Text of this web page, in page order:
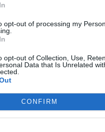
opt-out of processing my
opt-out of Collection, Use,
Data that Is Unrelated
CONFIRM
volt”
vissza a
a
családfő